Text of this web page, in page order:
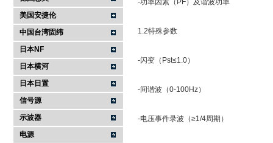
美国安捷伦
中国台湾固纬
日本NF
日本横河
日本日置
信号源
示波器
电源
-功率因素（PF）及谐波功率
1.2特殊参数
-闪变（Pst≤1.0）
-间谐波（0-100Hz）
-电压事件录波（≥1/4周期）